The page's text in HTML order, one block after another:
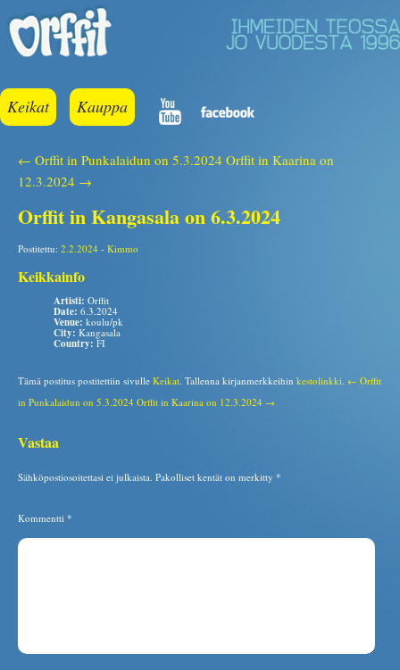
Keikat Kauppa
← Orffit in Punkalaidun on 5.3.2024 Orffit in Kaarina on
12.3.2024 →
Orffit in Kangasala on 6.3.2024
Postitettu: 2.2.2024 - Kimmo
Keikkainfo
Artisti: Orffit
Date: 6.3.2024
Venue: koulu/pk
City: Kangasala
Country: FI
Tämä postitus postitettiin sivulle Keikat . Tallenna kirjanmerkkeihin kestolinkki ← Orffit
in Punkalaidun on 5.3.2024 Orffit in Kaarina on 12.3.2024 →
Vastaa
Sähköpostiosoitettasi ei julkaista. Pakolliset kentät on merkitty *
Kommentti *